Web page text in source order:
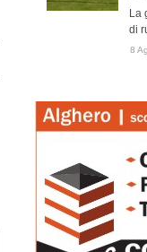
La
di
8